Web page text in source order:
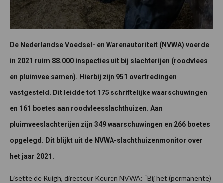
De Nederlandse Voedsel- en Warenautoriteit (NVWA) voerde
in 2021 ruim 88.000 inspecties uit bij slachterijen (roodvlees
en pluimvee samen). Hierbij zijn 951 overtredingen
vastgesteld. Dit leidde tot 175 schriftelijke waarschuwingen
en 161 boetes aan roodvleesslachthuizen. Aan
pluimveeslachterijen zijn 349 waarschuwingen en 266 boetes
opgelegd. Dit blijkt uit de NVWA-slachthuizenmonitor over
het jaar 2021.
Lisette de Ruigh, directeur Keuren NVWA: “Bij het (permanente)